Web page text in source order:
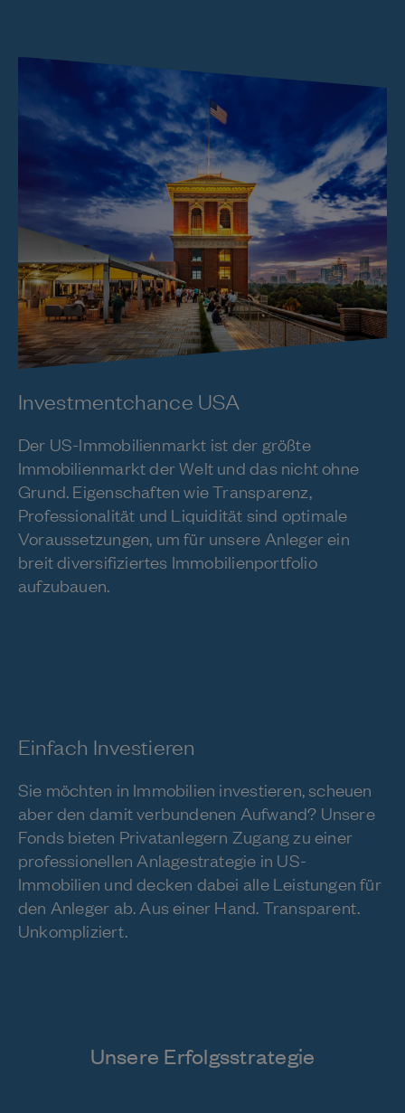
Investmentchance USA
Der US-Immobilienmarkt ist der größte
Immobilienmarkt der Welt und das nicht ohne
Grund. Eigenschaften wie Transparenz,
Professionalität und Liquidität sind optimale
Voraussetzungen, um für unsere Anleger ein
breit diversifiziertes Immobilienportfolio
aufzubauen.
Einfach Investieren
Sie möchten in Immobilien investieren, scheuen
aber den damit verbundenen Aufwand? Unsere
Fonds bieten Privatanlegern Zugang zu einer
professionellen Anlagestrategie in US-
Immobilien und decken dabei alle Leistungen für
den Anleger ab. Aus einer Hand. Transparent.
Unkompliziert.
Unsere Erfolgsstrategie